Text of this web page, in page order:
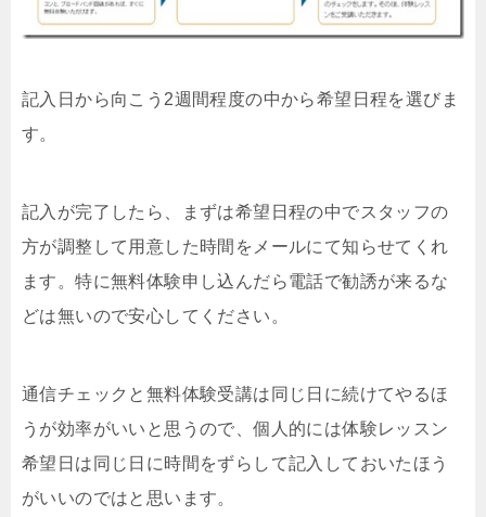
記入日から向こう2週間程度の中から希望日程を選びま
す。
記入が完了したら、まずは希望日程の中でスタッフの
方が調整して用意した時間をメールにて知らせてくれ
ます。特に無料体験申し込んだら電話で勧誘が来るな
どは無いので安心してください。
通信チェックと無料体験受講は同じ日に続けてやるほ
うが効率がいいと思うので、個人的には体験レッスン
希望日は同じ日に時間をずらして記入しておいたほう
がいいのではと思います。